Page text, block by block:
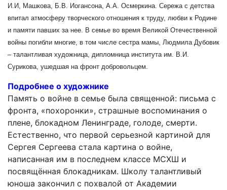
И.И, Машкова, Б.В. Иогансона, А.А. Осмеркина. Сережа с детства
впитал атмосферу творческого отношения к труду, любви к Родине
и памяти павших за нее. В семье во время Великой Отечественной
войны погибли многие, в том числе сестра мамы, Людмила Дубовик
– талантливая художница, дипломница института им. В.И.
Сурикова, ушедшая на фронт добровольцем.
Подробнее о художнике
Память о войне в семье была священной: письма с
фронта, «похоронки», страшные воспоминания о
плене, блокадном Ленинграде, голоде, смерти.
Естественно, что первой серьезной картиной для
Сергея Сергеева стала картина о войне,
написанная им в последнем классе МСХШ и
посвящённая блокадникам. Школу талантливый
юноша закончил с похвалой от Академии